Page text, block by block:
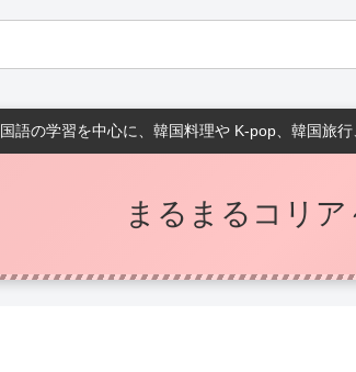
の学習を中心に、韓国料理や K-pop、韓国旅
まるまるコリア